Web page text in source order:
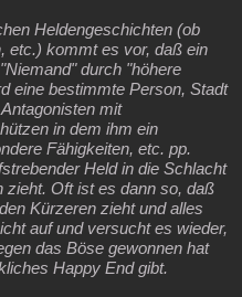
Heldengeschichten (ob
etc.) kommt es vor, daß ein
durch "höhere
eine bestimmte Person, Stadt
mit
in dem ihm ein
Fähigkeiten, etc. pp.
Held in die Schlacht
zieht. Oft ist es dann so, daß
Kürzeren zieht und alles
auf und versucht es wieder,
das Böse gewonnen hat
Happy End gibt.